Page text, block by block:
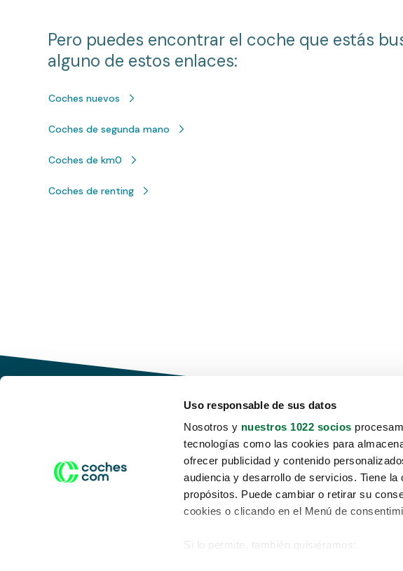
Uso responsable de sus datos
Nosotros y nuestros 1022 socios
tecnologías como las cookies para
ofrecer publicidad y contenido
audiencia y desarrollo de servicios. Tiene
propósitos. Puede cambiar o retirar su
cookies o clicando en el Menú de
Si lo permite, también quisiéramos:
Pero puedes encontrar el coche que estás
alguno de estos enlaces:
Coches nuevos
Coches de segunda mano
Coches de km0
Coches de renting
Conduce tu futuro,
desata tu movilidad